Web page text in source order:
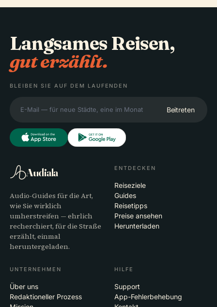
Langsames Reisen,
gut erzählt.
BLEIBEN SIE AUF DEM LAUFENDEN
Beitreten
Audiala
Audio-Guides für die Art,
wie Sie wirklich
umherstreifen — ehrlich
recherchiert, für die Straße
erzählt, einmal
heruntergeladen.
ENTDECKEN
Reiseziele
Guides
Reisetipps
Preise ansehen
Herunterladen
UNTERNEHMEN
Über uns
Redaktioneller Prozess
HILFE
Support
App-Fehlerbehebung